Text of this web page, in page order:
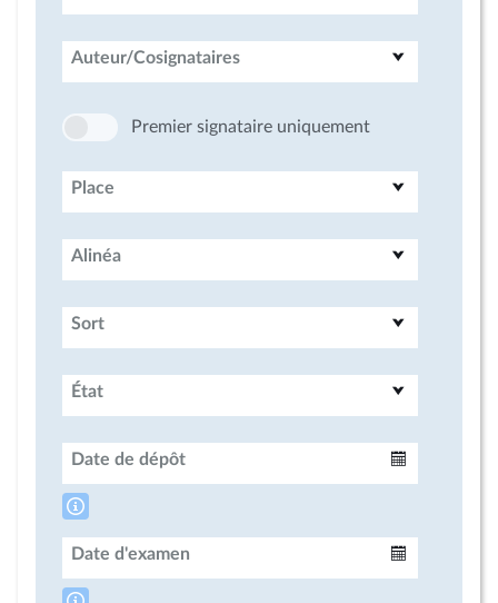
Auteur/Cosignataires
Premier signataire uniquement
Place
Alinéa
Sort
État
Date de dépôt
Date d'examen